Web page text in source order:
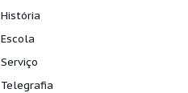
História
Escola
Serviço
Telegrafia